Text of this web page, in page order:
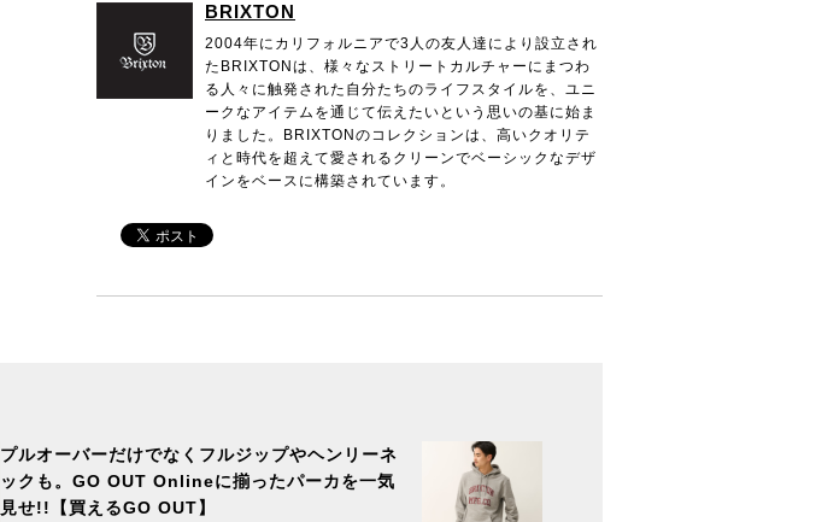
BRIXTON
2004年にカリフォルニアで3人の友人達により設立され
たBRIXTONは、様々なストリートカルチャーにまつわ
る人々に触発された自分たちのライフスタイルを、ユニ
ークなアイテムを通じて伝えたいという思いの基に始ま
りました。BRIXTONのコレクションは、高いクオリテ
ィと時代を超えて愛されるクリーンでベーシックなデザ
インをベースに構築されています。
プルオーバーだけでなくフルジップやヘンリーネ
ックも。GO OUT Onlineに揃ったパーカを一気
見せ!!【買えるGO OUT】